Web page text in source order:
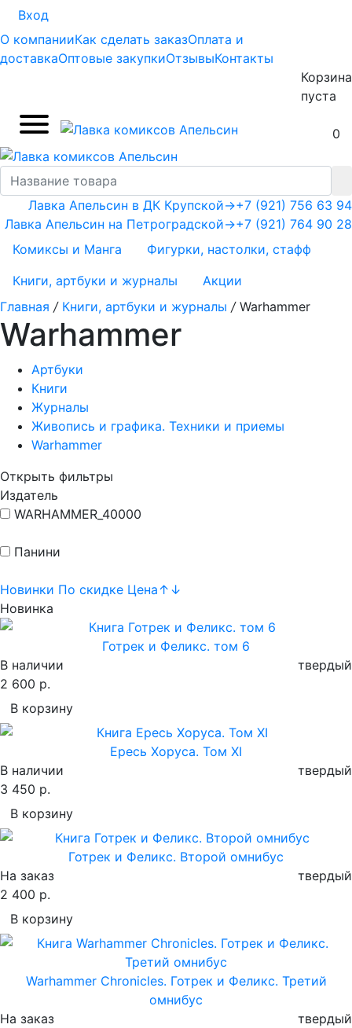
Вход
О компанииКак сделать заказОплата и
доставкаОптовые закупкиОтзывыКонтакты
Корзина
пуста
0
+7 (921) 756 63 94
+7 (921) 764 90 28
Лавка Апельсин в ДК Крупской→
Лавка Апельсин на Петроградской→
Комиксы и Манга
Фигурки, настолки, стафф
Книги, артбуки и журналы
Акции
Главная / Книги, артбуки и журналы / Warhammer
Warhammer
Артбуки
Книги
Журналы
Живопись и графика. Техники и приемы
Warhammer
Открыть фильтры
Издатель
WARHAMMER_40000
Панини
Новинки По скидке Цена↑ ↓
Новинка
Готрек и Феликс. том 6
В наличии
твердый
2 600 р.
В корзину
Ересь Хоруса. Том XI
В наличии
твердый
3 450 р.
В корзину
Готрек и Феликс. Второй омнибус
На заказ
твердый
2 400 р.
В корзину
Warhammer Chronicles. Готрек и Феликс. Третий
омнибус
На заказ
твердый